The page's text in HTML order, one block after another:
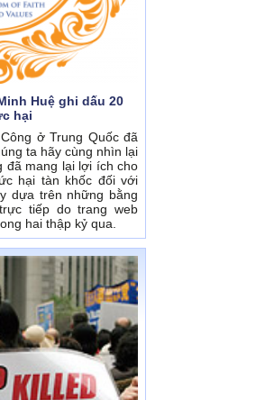
Huệ ghi dấu 20
hại
ở Trung Quốc đã
ta hãy cùng nhìn lại
đã mang lại lợi ích cho
hại tàn khốc đối với
dựa trên những bằng
tiếp do trang web
hai thập kỷ qua.